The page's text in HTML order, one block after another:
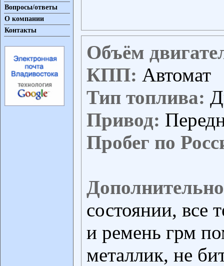
Вопросы/ответы
О компании
Контакты
Объём
КПП: Автомат
Тип топлива:
Привод:
Пробег по
состоянии, все
и ремень грм
металлик, не